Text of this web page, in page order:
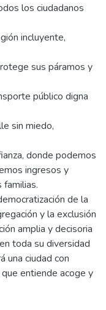
los ciudadanos
incluyente,
sus páramos y
público digna
sin miedo,
donde podemos
ingresos y
de la
y la exclusión
amplia y decisoria
toda su diversidad
una ciudad con
entiende acoge y